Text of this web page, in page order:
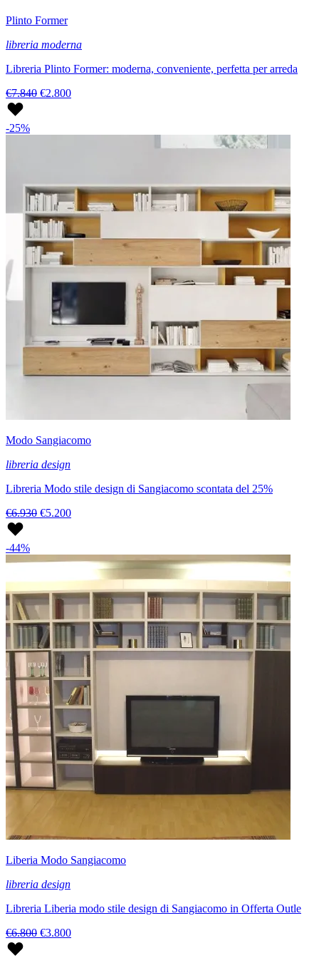
Plinto Former
libreria moderna
Libreria Plinto Former: moderna, conveniente, perfetta per arreda
€7.840 €2.800
-25%
Modo Sangiacomo
libreria design
Libreria Modo stile design di Sangiacomo scontata del 25%
€6.930 €5.200
-44%
Liberia Modo Sangiacomo
libreria design
Libreria Liberia modo stile design di Sangiacomo in Offerta Outle
€6.800 €3.800